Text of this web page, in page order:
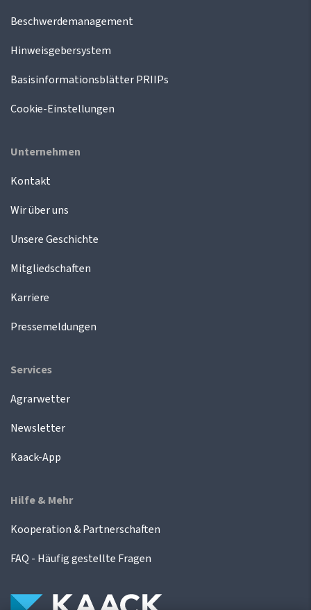
Beschwerdemanagement
Hinweisgebersystem
Basisinformationsblätter PRIIPs
Cookie-Einstellungen
Unternehmen
Kontakt
Wir über uns
Unsere Geschichte
Mitgliedschaften
Karriere
Pressemeldungen
Services
Agrarwetter
Newsletter
Kaack-App
Hilfe & Mehr
Kooperation & Partnerschaften
FAQ - Häufig gestellte Fragen